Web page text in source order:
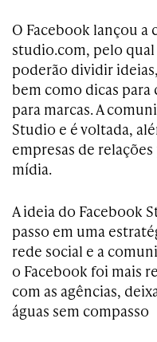
O Facebook lançou
studio.com, pelo
poderão dividir
bem como dicas
para marcas. A
Studio e é voltada,
empresas de
mídia.
A ideia do Facebook
passo em uma
rede social e a
o Facebook foi mais
com as agências,
águas sem compasso